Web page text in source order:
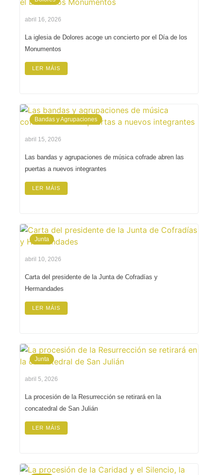
abril 16, 2026
La iglesia de Dolores acoge un concierto por el Día de los
Monumentos
LER MÁIS
Bandas y Agrupaciones
abril 15, 2026
Las bandas y agrupaciones de música cofrade abren las
puertas a nuevos integrantes
LER MÁIS
Junta
abril 10, 2026
Carta del presidente de la Junta de Cofradías y
Hermandades
LER MÁIS
Junta
abril 5, 2026
La procesión de la Resurrección se retirará en la
concatedral de San Julián
LER MÁIS